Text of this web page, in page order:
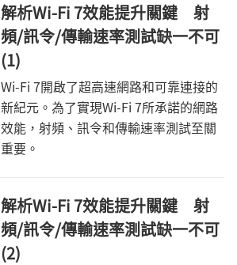
解析Wi-Fi 7效能提升關鍵 射
頻/訊令/傳輸速率測試缺一不可
(1)
Wi-Fi 7開啟了超高速網路和可靠連接的
新紀元。為了實現Wi-Fi 7所承諾的網路
效能，射頻、訊令和傳輸速率測試至關
重要。
解析Wi-Fi 7效能提升關鍵 射
頻/訊令/傳輸速率測試缺一不可
(2)